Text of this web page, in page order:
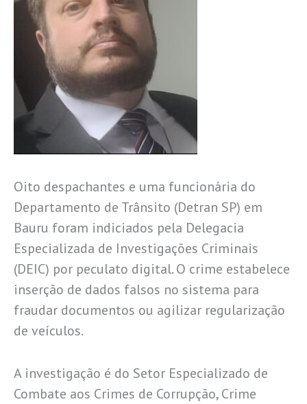
Oito despachantes e uma funcionária do
Departamento de Trânsito (Detran SP) em
Bauru foram indiciados pela Delegacia
Especializada de Investigações Criminais
(DEIC) por peculato digital. O crime estabelece
inserção de dados falsos no sistema para
fraudar documentos ou agilizar regularização
de veículos.
A investigação é do Setor Especializado de
Combate aos Crimes de Corrupção, Crime